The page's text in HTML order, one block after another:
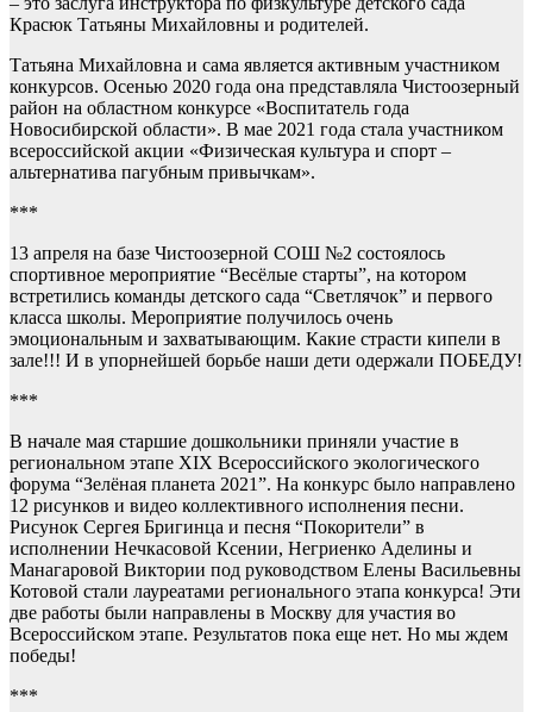
Красюк Татьяны Михайловны и родителей.
Татьяна Михайловна и сама является активным участником
конкурсов. Осенью 2020 года она представляла Чистоозерный
район на областном конкурсе «Воспитатель года
Новосибирской области». В мае 2021 года стала участником
всероссийской акции «Физическая культура и спорт –
альтернатива пагубным привычкам».
***
13 апреля на базе Чистоозерной СОШ №2 состоялось
спортивное мероприятие “Весёлые старты”, на котором
встретились команды детского сада “Светлячок” и первого
класса школы. Мероприятие получилось очень
эмоциональным и захватывающим. Какие страсти кипели в
зале!!! И в упорнейшей борьбе наши дети одержали ПОБЕДУ!
***
В начале мая старшие дошкольники приняли участие в
региональном этапе XIX Всероссийского экологического
форума “Зелёная планета 2021”. На конкурс было направлено
12 рисунков и видео коллективного исполнения песни.
Рисунок Сергея Бригинца и песня “Покорители” в
исполнении Нечкасовой Ксении, Негриенко Аделины и
Манагаровой Виктории под руководством Елены Васильевны
Котовой стали лауреатами регионального этапа конкурса! Эти
две работы были направлены в Москву для участия во
Всероссийском этапе. Результатов пока еще нет. Но мы ждем
победы!
***